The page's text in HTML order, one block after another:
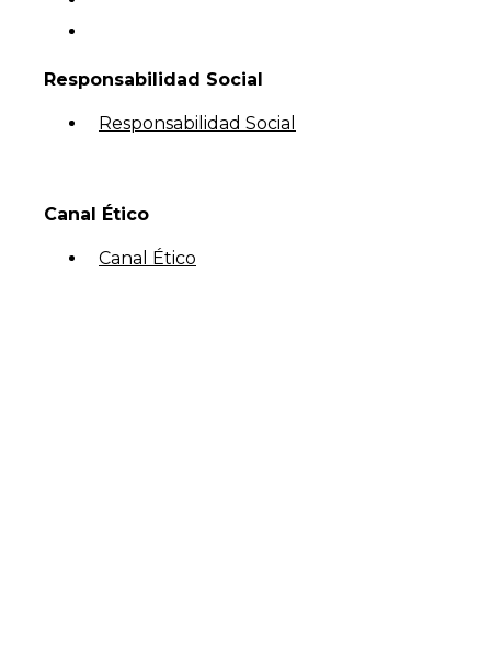
Responsabilidad Social
Responsabilidad Social
Canal Ético
Canal Ético